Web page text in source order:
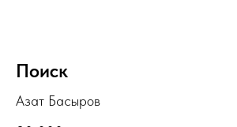
Поиск
Азат Басыров